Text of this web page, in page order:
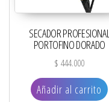
SECADOR PROFESIONAL
PORTOFINO DORADO
$ 444.000
Añadir al carrito